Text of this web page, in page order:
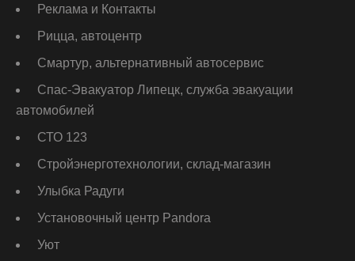
Реклама и Контакты
Рицца, автоцентр
Смартур, альтернативный автосервис
Спас-Эвакуатор Липецк, служба эвакуации
автомобилей
СТО 123
Стройэнерготехнологии, склад-магазин
Улыбка Радуги
Установочный центр Pandora
Уют